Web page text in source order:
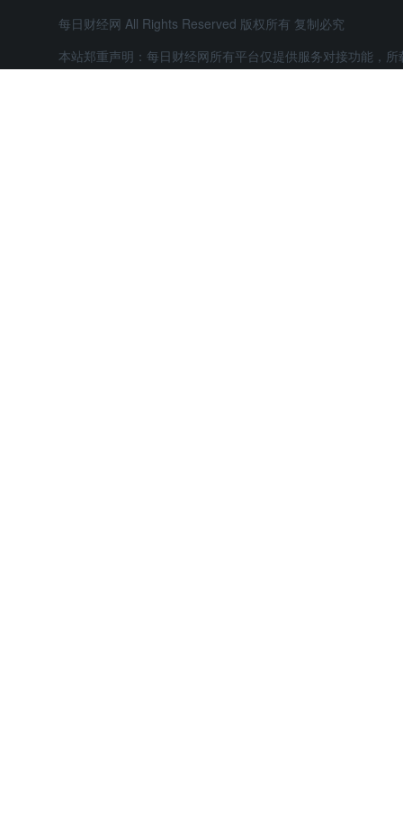
每日财经网 All Rights Reserved 版权所有 复制必究
本站郑重声明：每日财经网所有平台仅提供服务对接功能，